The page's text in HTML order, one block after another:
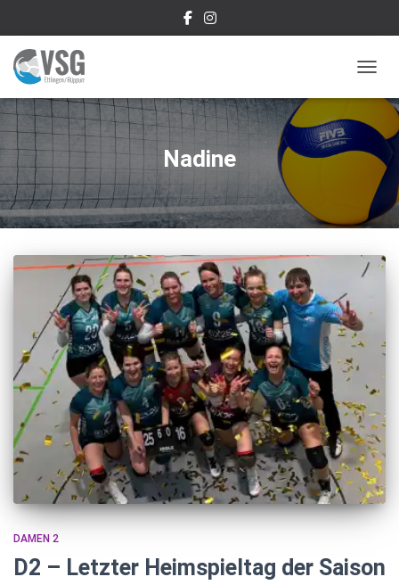
Nadine
DAMEN 2
D2 – Letzter Heimspieltag der Saison